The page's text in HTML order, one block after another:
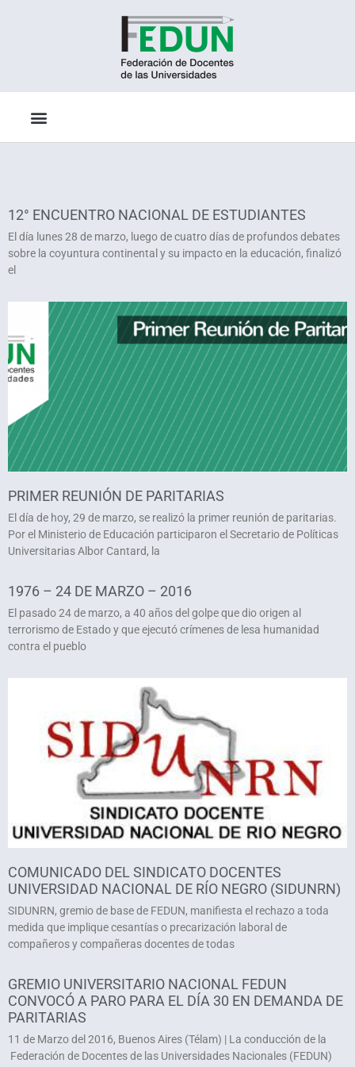
12° ENCUENTRO NACIONAL DE ESTUDIANTES
El día lunes 28 de marzo, luego de cuatro días de profundos debates
sobre la coyuntura continental y su impacto en la educación, finalizó
el
PRIMER REUNIÓN DE PARITARIAS
El día de hoy, 29 de marzo, se realizó la primer reunión de paritarias.
Por el Ministerio de Educación participaron el Secretario de Políticas
Universitarias Albor Cantard, la
1976 – 24 DE MARZO – 2016
El pasado 24 de marzo, a 40 años del golpe que dio origen al
terrorismo de Estado y que ejecutó crímenes de lesa humanidad
contra el pueblo
COMUNICADO DEL SINDICATO DOCENTES
UNIVERSIDAD NACIONAL DE RÍO NEGRO (SIDUNRN)
SIDUNRN, gremio de base de FEDUN, manifiesta el rechazo a toda
medida que implique cesantías o precarización laboral de
compañeros y compañeras docentes de todas
GREMIO UNIVERSITARIO NACIONAL FEDUN
CONVOCÓ A PARO PARA EL DÍA 30 EN DEMANDA DE
PARITARIAS
11 de Marzo del 2016, Buenos Aires (Télam) | La conducción de la
Federación de Docentes de las Universidades Nacionales (FEDUN)